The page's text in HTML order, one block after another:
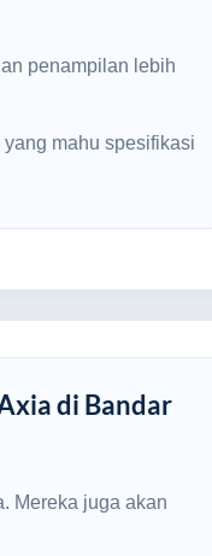
penampilan lebih
mahu spesifikasi
di Bandar
Mereka juga akan